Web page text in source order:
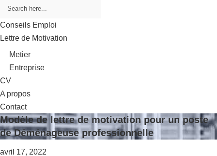
Conseils Emploi
Lettre de Motivation
Metier
Entreprise
CV
A propos
Contact
Modèle de lettre de motivation pour un poste
de Déménageuse professionnelle
avril 17, 2022